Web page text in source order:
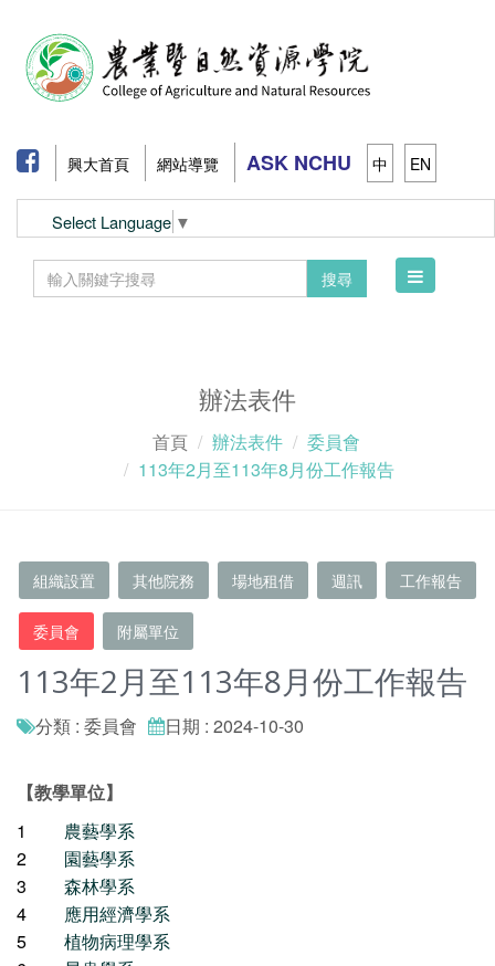
興大首頁 網站導覽 ASK NCHU 中 EN
Select Language ▼
搜尋
Toggle
辦法表件
首頁 辦法表件
委員會
113年2月至113年8月份工作報告
組織設置 其他院務 場地租借 週訊 工作報告
委員會 附屬單位
113年2月至113年8月份工作報告
分類 : 委員會 日期 : 2024-10-30
【教學單位】
1
農藝學系
2
園藝學系
3
森林學系
4
應用經濟學系
5
植物病理學系